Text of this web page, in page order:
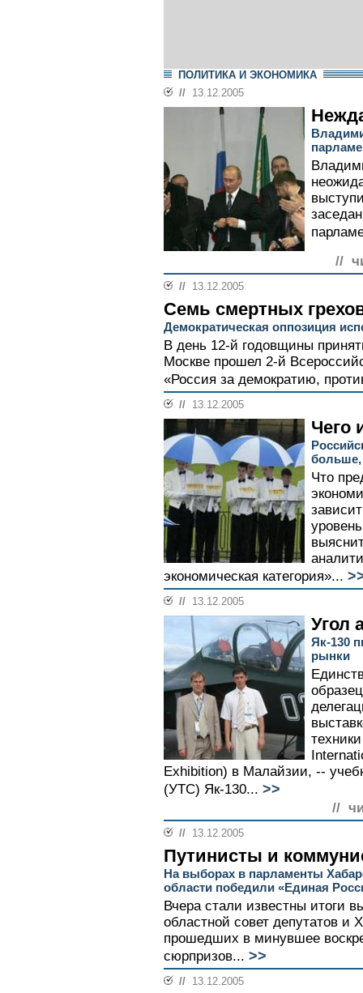
ПОЛИТИКА И ЭКОНОМИКА
// 13.12.2005
//
// 13.12.2005
Семь смертных
Демократическая оппозиция
В день 12-й годовщины
Москве прошел 2-й
«Россия за демократию,
// 13.12.2005
Чего
больше,
Что
экономическая категория»...
// 13.12.2005
Угол
Як-130
рынки
Exhibition) в Малайзии, --
(УТС) Як-130... >>
//
// 13.12.2005
Путинисты и
На выборах в парламенты
области победили «Единая
Вчера стали известны итоги
областной совет депутатов и
прошедших в минувшее
сюрпризов... >>
// 13.12.2005